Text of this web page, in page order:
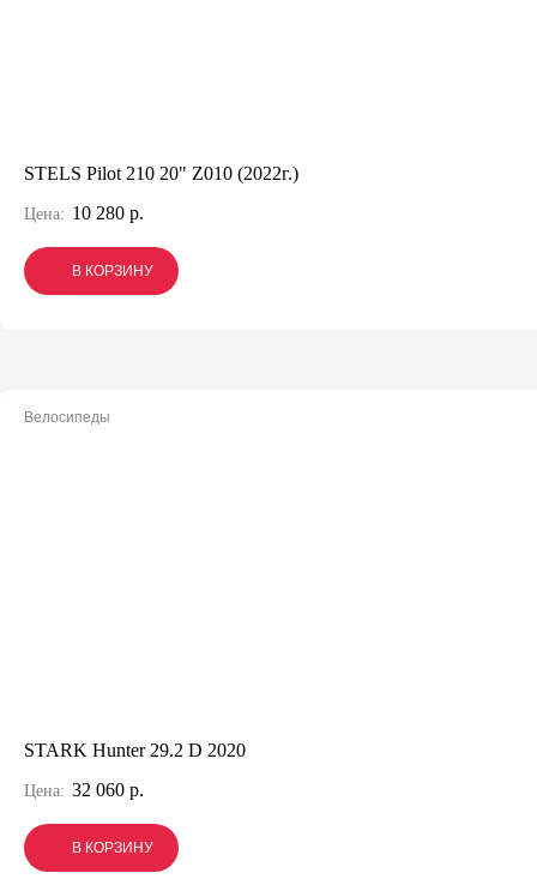
STELS Pilot 210 20" Z010 (2022г.)
Цена: 10 280 р.
В КОРЗИНУ
В КОРЗИНУ
В КОРЗИНУ
Велосипеды
STARK Hunter 29.2 D 2020
Цена: 32 060 р.
В КОРЗИНУ
В КОРЗИНУ
В КОРЗИНУ